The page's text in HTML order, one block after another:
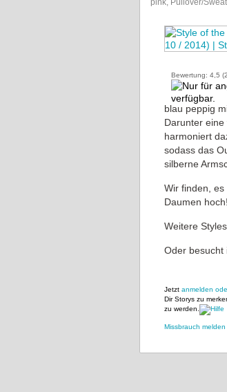
pink, Pullover/
Bewertung: 4,5 (2
blau peppig
Darunter
harmoniert
sodass das
silberne
Wir finden,
Daumen hoch!
Weitere
Oder besucht
Jetzt anmelden
Dir Storys zu
zu werden.
Missbrauch melden